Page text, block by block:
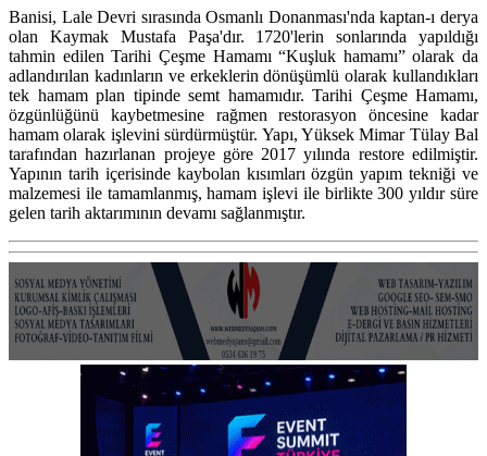
Banisi, Lale Devri sırasında Osmanlı Donanması'nda kaptan-ı derya
olan Kaymak Mustafa Paşa'dır. 1720'lerin sonlarında yapıldığı
tahmin edilen Tarihi Çeşme Hamamı “Kuşluk hamamı” olarak da
adlandırılan kadınların ve erkeklerin dönüşümlü olarak kullandıkları
tek hamam plan tipinde semt hamamıdır. Tarihi Çeşme Hamamı,
özgünlüğünü kaybetmesine rağmen restorasyon öncesine kadar
hamam olarak işlevini sürdürmüştür. Yapı, Yüksek Mimar Tülay Bal
tarafından hazırlanan projeye göre 2017 yılında restore edilmiştir.
Yapının tarih içerisinde kaybolan kısımları özgün yapım tekniği ve
malzemesi ile tamamlanmış, hamam işlevi ile birlikte 300 yıldır süre
gelen tarih aktarımının devamı sağlanmıştır.